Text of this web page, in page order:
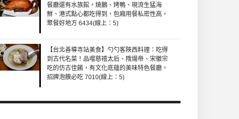
餐廳還有水族館，燒鵝、烤鴨、現流生猛海
鮮、港式點心都吃得到，包廂用餐私密性高，
聚餐好地方 6434(線上：5)
【台北善導寺站美食】勺勺客陜西料理：吃得
到古代名菜！品嚐慈禧太后、隋煬帝、宋徽宗
吃的仿古佳餚，有文化底蘊的美味特色餐廳，
招牌泡饃必吃 7010(線上：5)